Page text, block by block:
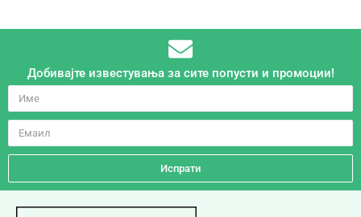
Добивајте известувања за сите попусти и промоции!
Испрати